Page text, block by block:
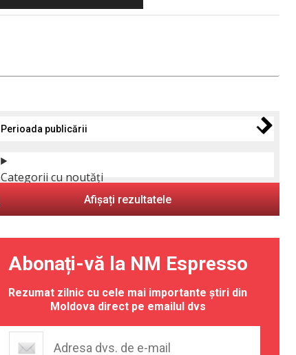
Perioada publicării
Categorii cu noutăți
Afișați rezultatele
Abonați-vă la NM Espresso
Rezumat zilnic cu cele mai importante știri din
Moldova direct pe emailul dvs